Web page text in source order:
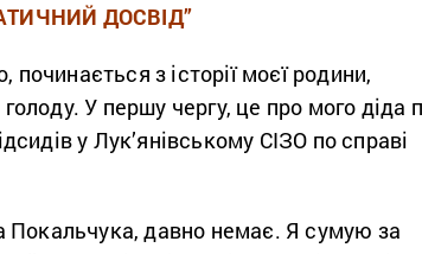
ДОСВІД”
з історії моєї родини,
голоду. У першу чергу, це про мого діда
у Лук’янівському СІЗО по справі
давно немає. Я сумую за